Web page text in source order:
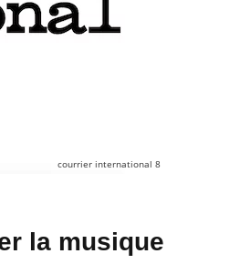
courrier international 8
la musique